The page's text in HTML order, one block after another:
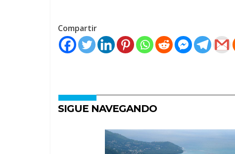
Compartir
SIGUE NAVEGANDO